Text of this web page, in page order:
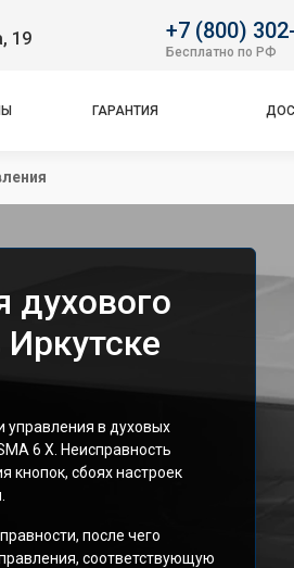
19 +7 (800)
Бесплатно по РФ
ГАРАНТИЯ
духового
в духовых
6 X. Неисправность
кнопок, сбоях настроек
после чего
соответствующую